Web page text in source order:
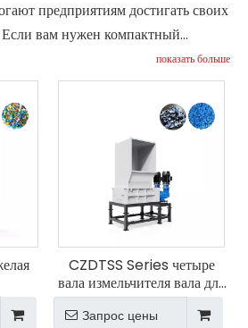
предприятиям достигать своих
Если вам нужен компактный
линия по переработке
готовы помочь техническими
и вариантами индивидуальной
Беквеллом
сегодня, чтобы
в оборудовании для
как наши решения могут повысить
производства и устойчивое
показать больше
CZDTSS Series четыре
вала измельчителя вала для
высокого качества
Запрос цены